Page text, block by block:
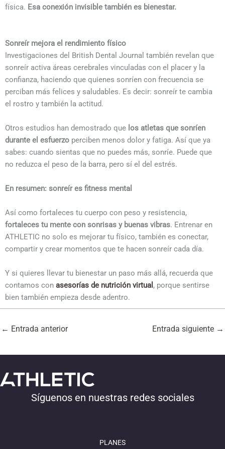
física. Esa conexión invisible también es bienestar.
Sonreír mejora el rendimiento físico
Investigaciones del British Dental Journal también revelan que
sonreír activa áreas cerebrales vinculadas con el placer y la
confianza, haciendo que quienes sonríen con frecuencia se
perciban más felices y saludables. Es decir: sonreír te cambia
el rostro y también la actitud.
Otros estudios han demostrado que los atletas que sonríen
durante el esfuerzo perciben menos dolor y fatiga. Así que ya
sabes: cuando sientas que no puedes más, sonríe. Puede que
no reduzca el peso de la barra, pero sí el del estrés.
En resumen: sonreír es fitness mental
Así como fortaleces tu cuerpo con peso y resistencia,
fortaleces tu mente con sonrisas y buenas vibras. Entrenar en
ATHLETIC no solo es mejorar tu físico, también es conectar,
compartir y crear momentos que te hacen sonreír cada día.
Y si quieres llevar tu bienestar un paso más allá, recuerda que
contamos con asesorías de nutrición virtual , porque sentirse
bien también empieza desde adentro.
← Entrada anterior Entrada siguiente →
Síguenos en nuestras redes sociales
PLANES